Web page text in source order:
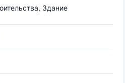
Здание